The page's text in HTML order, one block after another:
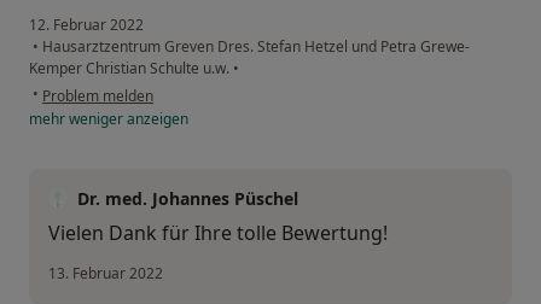
12. Februar 2022
• Hausarztzentrum Greven Dres. Stefan Hetzel und Petra Grewe-
Kemper Christian Schulte u.w. •
• Problem melden
mehrwenigeranzeigen
Dr. med. Johannes Püschel
Vielen Dank für Ihre tolle Bewertung!
13. Februar 2022